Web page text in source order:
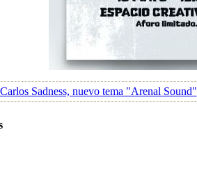
Carlos Sadness, nuevo tema "Arenal Sound"